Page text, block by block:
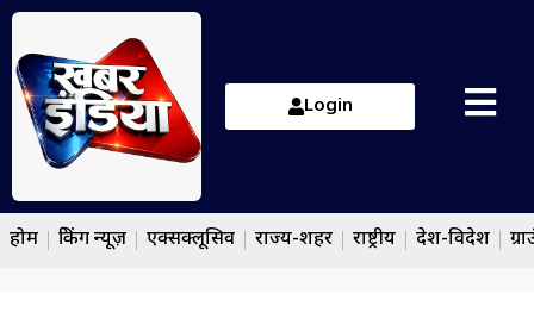
Login
होम ब्रेकिंग न्यूज़ एक्सक्लूसिव राज्य-शहर राष्ट्रीय देश-विदेश